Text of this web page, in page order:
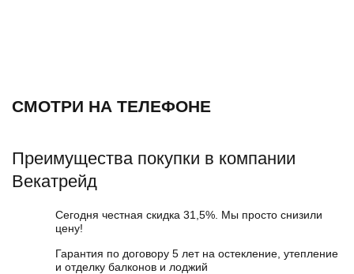
СМОТРИ НА ТЕЛЕФОНЕ
Преимущества покупки в компании
Векатрейд
Сегодня честная скидка 31,5%. Мы просто снизили
цену!
Гарантия по договору 5 лет на остекление, утепление
и отделку балконов и лоджий